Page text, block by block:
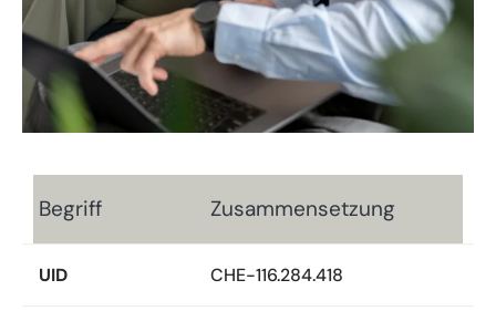
Begriff Zusammensetzung
UID CHE-116.284.418